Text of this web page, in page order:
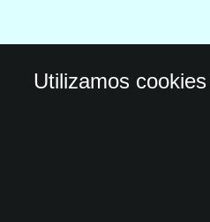
Utilizamos